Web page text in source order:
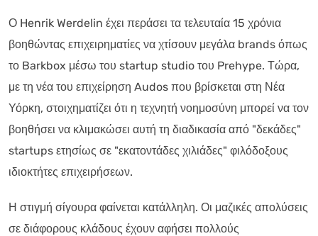
Ο Henrik Werdelin έχει περάσει τα τελευταία 15 χρόνια
βοηθώντας επιχειρηματίες να χτίσουν μεγάλα brands όπως
το Barkbox μέσω του startup studio του Prehype. Τώρα,
με τη νέα του επιχείρηση Audos που βρίσκεται στη Νέα
Υόρκη, στοιχηματίζει ότι η τεχνητή νοημοσύνη μπορεί να τον
βοηθήσει να κλιμακώσει αυτή τη διαδικασία από "δεκάδες"
startups ετησίως σε "εκατοντάδες χιλιάδες" φιλόδοξους
ιδιοκτήτες επιχειρήσεων.
Η στιγμή σίγουρα φαίνεται κατάλληλη. Οι μαζικές απολύσεις
σε διάφορους κλάδους έχουν αφήσει πολλούς